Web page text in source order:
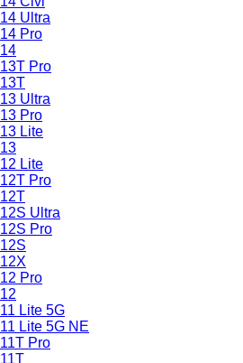
14 Ultra
14 Pro
14
13T Pro
13T
13 Ultra
13 Pro
13 Lite
13
12 Lite
12T Pro
12T
12S Ultra
12S Pro
12S
12X
12 Pro
12
11 Lite 5G
11 Lite 5G NE
11T Pro
11T